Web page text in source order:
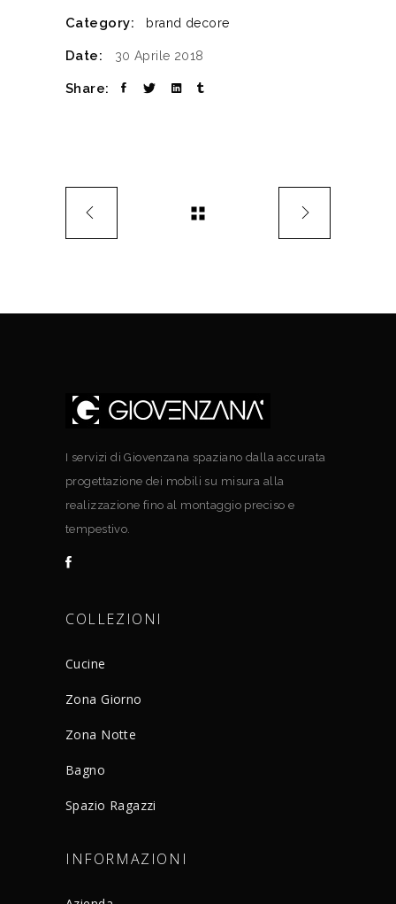
Category: brand decore
Date: 30 Aprile 2018
Share:
I servizi di Giovenzana spaziano dalla accurata
progettazione dei mobili su misura alla
realizzazione fino al montaggio preciso e
tempestivo.
COLLEZIONI
Cucine
Zona Giorno
Zona Notte
Bagno
Spazio Ragazzi
INFORMAZIONI